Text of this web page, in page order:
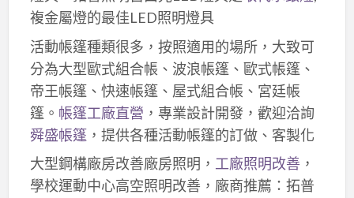
複金屬燈的最佳LED照明燈具
活動帳篷種類很多，按照適用的場所，大致可
分為大型歐式組合帳、波浪帳篷、歐式帳篷、
帝王帳篷、快速帳篷、屋式組合帳、宮廷帳
篷。 帳篷工廠直營 ，專業設計開發，歡迎洽詢
舜盛帳篷，提供各種活動帳篷的訂做、客製化
大型鋼構廠房改善廠房照明， 工廠照明改善，
學校運動中心高空照明改善，廠商推薦：拓普